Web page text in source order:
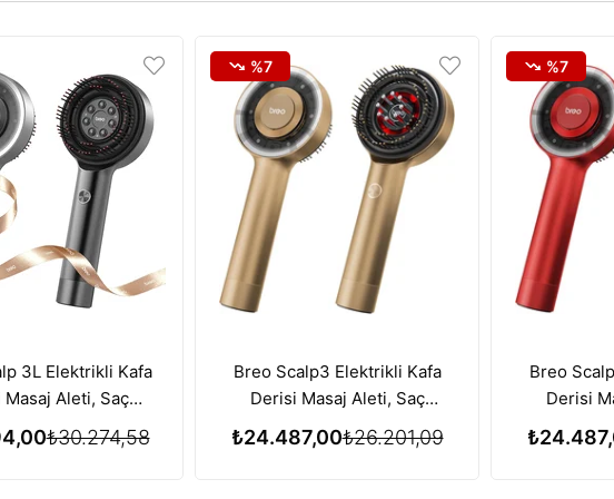
3L Elektrikli Kafa
Masaj Aleti, Saç
için Kırmızı Işık
Özelliğiyle
₺30.274,58
Breo Scalp3 Elektrikli Kafa
Derisi Masaj Aleti, Saç
Büyümesi için Kırmızı Işık
Terapisi Özelliği - Gold
₺24.487,00₺26.201,09
%7
Breo
Derisi
Terapisi
%7